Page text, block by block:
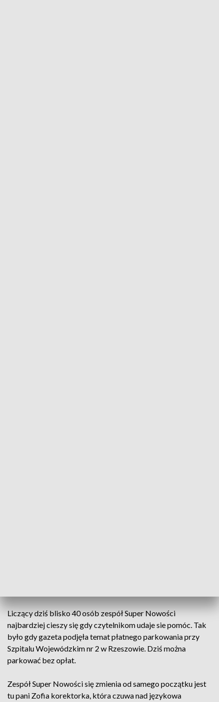
Liczący dziś blisko 40 osób zespół Super Nowości
najbardziej cieszy się gdy czytelnikom udaje sie pomóc. Tak
było gdy gazeta podjęła temat płatnego parkowania przy
Szpitalu Wojewódzkim nr 2 w Rzeszowie. Dziś można
parkować bez opłat.
Zespół Super Nowości się zmienia od samego początku jest
tu pani Zofia korektorka, która czuwa nad językowa